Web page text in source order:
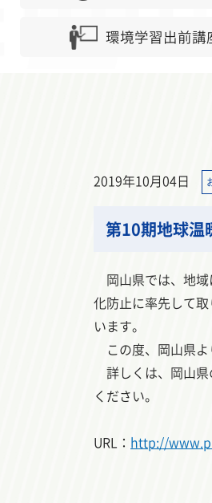
環境学習出前講
2019年10月04日
第10期地球温
岡山県では、地域
化防止に率先して
います。
この度、岡山県よ
詳しくは、岡山県
ください。
URL： http://